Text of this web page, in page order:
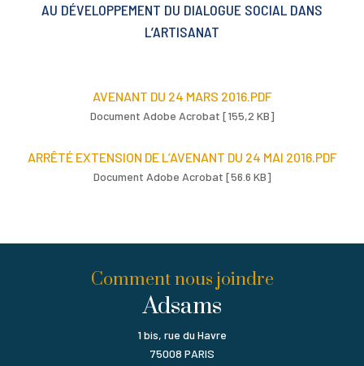
AU DÉVELOPPEMENT DU DIALOGUE SOCIAL DANS
L’ARTISANAT
AVENANT DU 24 MARS 2016.PDF
Document Adobe Acrobat [155,2 KB]
ARRÊTÉ EXTENSION DE L’AVENANT DU 24 MAI 2016.PDF
Document Adobe Acrobat [56.6 KB]
Comment nous joindre
Adsams
1 bis, rue du Havre
75008 PARIS